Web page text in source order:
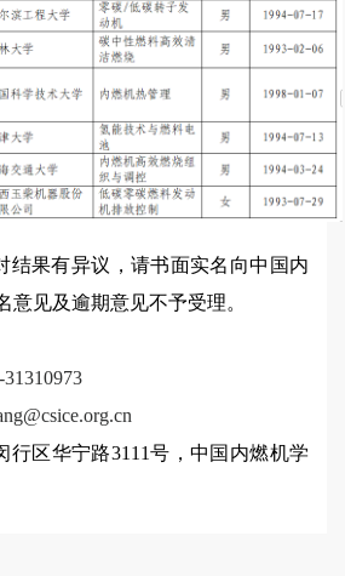
结果有异议，请书面实名向中国内
意见及逾期意见不予受理。
31310973
@csice.org.cn
行区华宁路3111号，中国内燃机学